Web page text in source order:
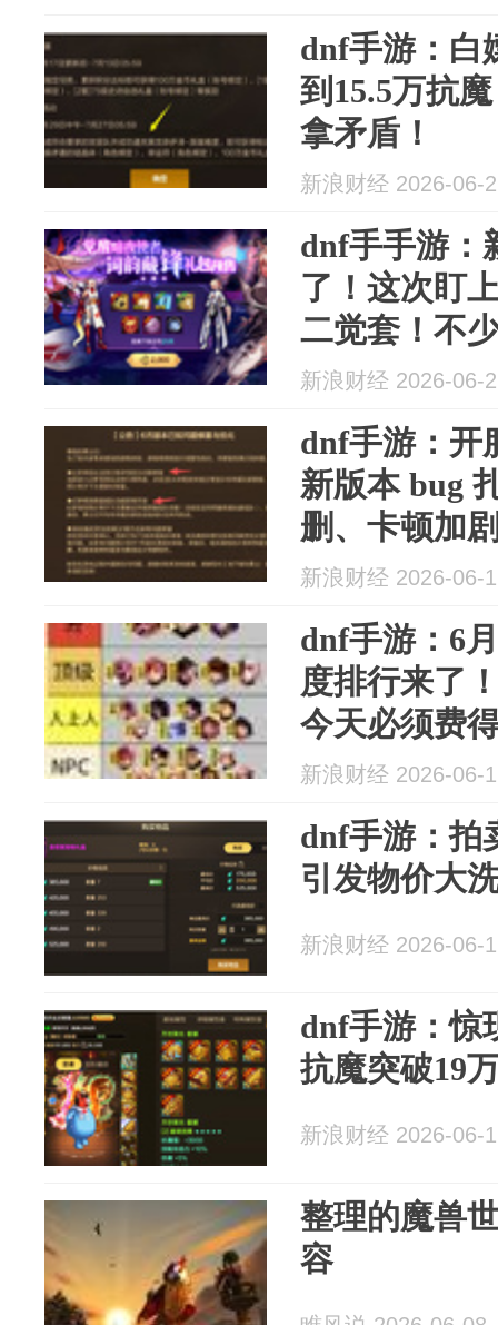
dnf手游：白
到15.5万抗
拿矛盾！
新浪财经 2026-06-
dnf手手游：
了！这次盯
二觉套！不
图！策划连...
新浪财经 2026-06-
dnf手游：开
新版本 bug
删、卡顿加
新浪财经 2026-06-
dnf手游：6
度排行来了
今天必须费
坑！
新浪财经 2026-06-
dnf手游：拍
引发物价大
新浪财经 2026-06-
dnf手游：惊
抗魔突破19
新浪财经 2026-06-
整理的魔兽
容